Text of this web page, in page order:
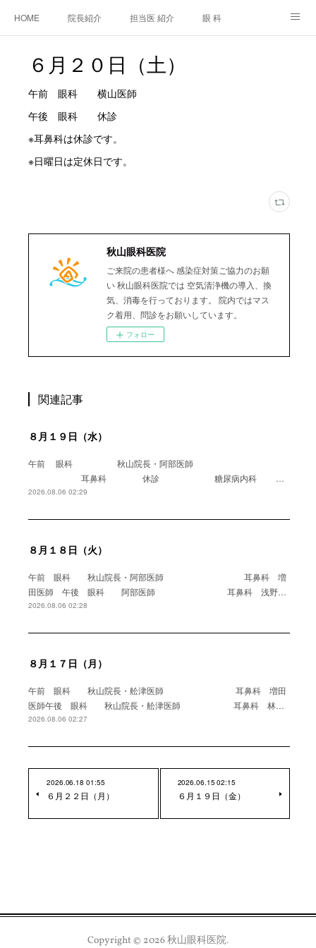
HOME 院長紹介 担当医 紹介 眼 科
アクセス ご相談・お問合せ
６月２０日（土）
午前 眼科 横山医師
午後 眼科 休診
※耳鼻科は休診です。
※日曜日は定休日です。
秋山眼科医院
ご来院の患者様へ 感染症対策ご協力のお願
い 秋山眼科医院では 空気清浄機の導入、換
気、消毒を行っております。 院内ではマス
ク着用、問診をお願いしています。
フォロー
関連記事
８月１９日（水）
午前 眼科 秋山院長・阿部医師
耳鼻科 休診 糖尿病内科 …
2026.08.06 02:29
８月１８日（火）
午前 眼科 秋山院長・阿部医師 耳鼻科 増
田医師 午後 眼科 阿部医師 耳鼻科 浅野…
2026.08.06 02:28
８月１７日（月）
午前 眼科 秋山院長・舩津医師 耳鼻科 増田
医師午後 眼科 秋山院長・舩津医師 耳鼻科 林…
2026.08.06 02:27
2026.06.18 01:55
６月２２日（月）
2026.06.15 02:15
６月１９日（金）
Copyright © 2026秋山眼科医院.